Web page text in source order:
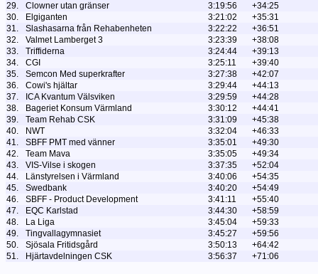
29.
Clowner utan gränser 3:19:56
+34:25
30.
Elgiganten 3:21:02
+35:31
31.
Slashasarna från Rehabenheten 3:22:22
+36:51
32.
Valmet Lamberget 3 3:23:39
+38:08
33.
Triffiderna 3:24:44
+39:13
34.
CGI 3:25:11
+39:40
35.
Semcon Med superkrafter 3:27:38
+42:07
36.
Cowi's hjältar 3:29:44
+44:13
37.
ICA Kvantum Välsviken 3:29:59
+44:28
38.
Bageriet Konsum Värmland 3:30:12
+44:41
39.
Team Rehab CSK 3:31:09
+45:38
40.
NWT 3:32:04
+46:33
41.
SBFF PMT med vänner 3:35:01
+49:30
42.
Team Mava 3:35:05
+49:34
43.
VIS-Vilse i skogen 3:37:35
+52:04
44.
Länstyrelsen i Värmland 3:40:06
+54:35
45.
Swedbank 3:40:20
+54:49
46.
SBFF - Product Development 3:41:11
+55:40
47.
EQC Karlstad 3:44:30
+58:59
48.
La Liga 3:45:04
+59:33
49.
Tingvallagymnasiet 3:45:27
+59:56
50.
Sjösala Fritidsgård 3:50:13
+64:42
51.
Hjärtavdelningen CSK 3:56:37 +71:06